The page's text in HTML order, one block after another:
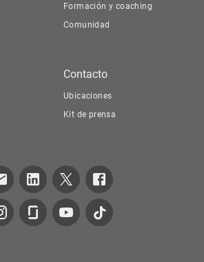
Formación y coaching
Comunidad
Contacto
Ubicaciones
Kit de prensa